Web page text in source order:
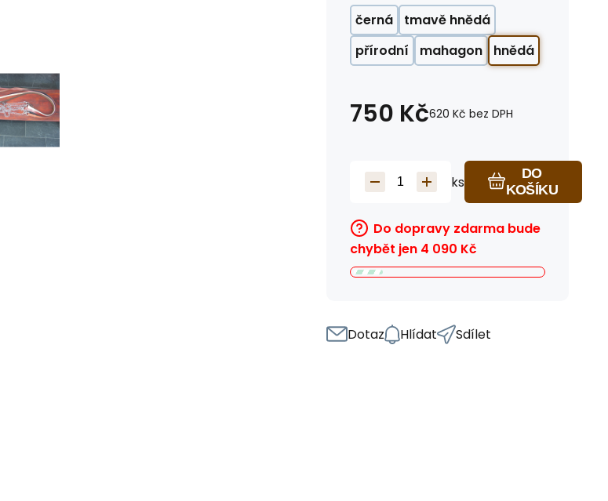
černá
tmavě hnědá
přírodní
mahagon hnědá
750 Kč620 Kč bez DPH
ks
DO
KOŠÍKU
Do dopravy zdarma bude
chybět jen 4 090 Kč
Dotaz Hlídat Sdílet